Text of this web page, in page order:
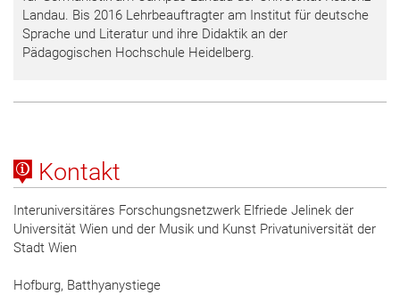
Landau. Bis 2016 Lehrbeauftragter am Institut für deutsche
Sprache und Literatur und ihre Didaktik an der
Pädagogischen Hochschule Heidelberg.
Kontakt
Interuniversitäres Forschungsnetzwerk Elfriede Jelinek der
Universität Wien und der Musik und Kunst Privatuniversität der
Stadt Wien
Hofburg, Batthyanystiege